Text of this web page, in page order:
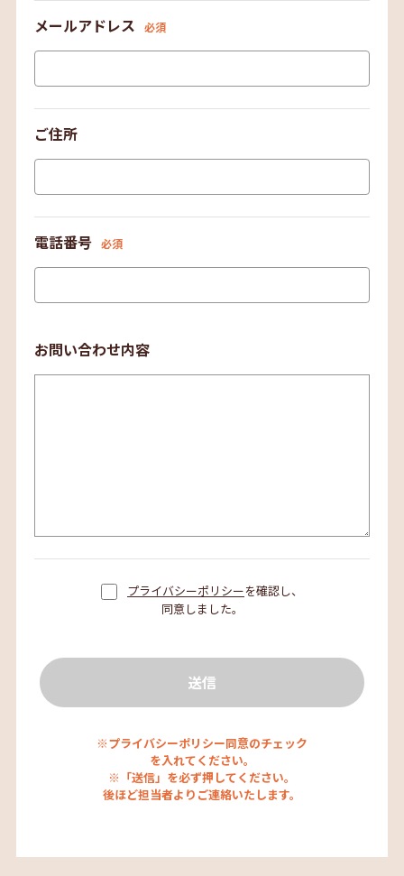
メールアドレス 必須
ご住所
電話番号 必須
お問い合わせ内容
プライバシーポリシーを確認し、
同意しました。
※プライバシーポリシー同意のチェック
を入れてください。
※「送信」を必ず押してください。
後ほど担当者よりご連絡いたします。